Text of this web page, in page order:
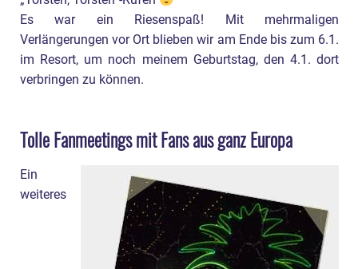
Es war ein Riesenspaß! Mit mehrmaligen
Verlängerungen vor Ort blieben wir am Ende bis zum 6.1.
im Resort, um noch meinem Geburtstag, den 4.1. dort
verbringen zu können.
Tolle Fanmeetings mit Fans aus ganz Europa
Ein
weiteres